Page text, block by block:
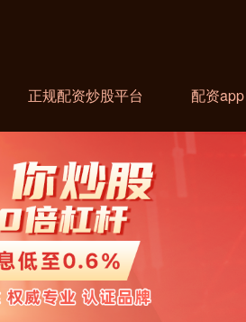
正规配资炒股平台 配资app